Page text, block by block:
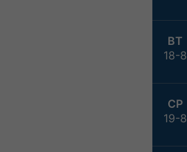
ВТ
18-8
СР
19-8